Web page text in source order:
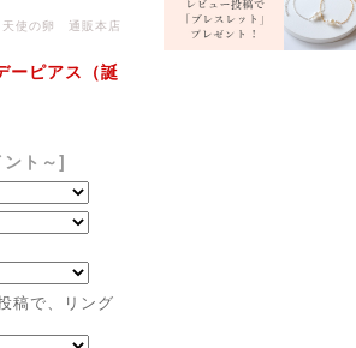
天使の卵 通販本店
ピアス（誕
ト～]
稿で、リング